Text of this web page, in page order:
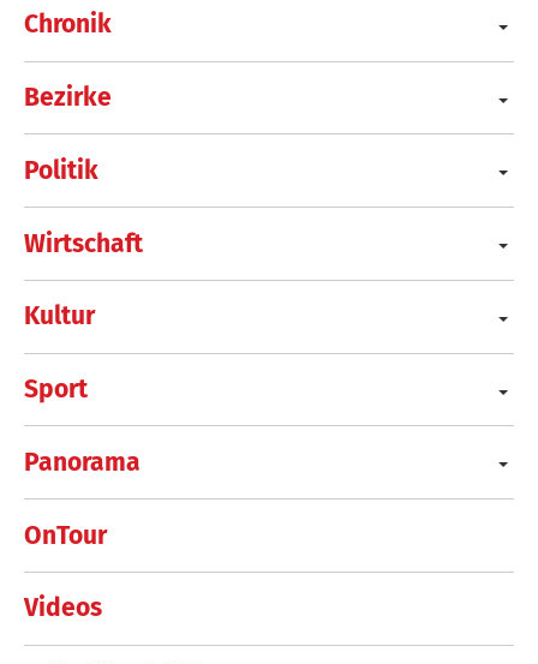
Chronik
Bezirke
Politik
Wirtschaft
Kultur
Sport
Panorama
OnTour
Videos